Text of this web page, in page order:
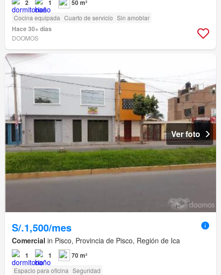
2 1 50 m²
Cocina equipada Cuarto de servicio Sin amoblar
Hace 30+ días
DOOMOS
Ver foto
S/.1,500/mes
Comercial in Pisco, Provincia de Pisco, Región de Ica
1 1 70 m²
Espacio para oficina Seguridad